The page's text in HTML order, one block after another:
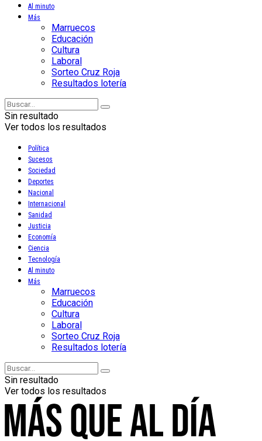
Al minuto
Más
Marruecos
Educación
Cultura
Laboral
Sorteo Cruz Roja
Resultados lotería
Sin resultado
Ver todos los resultados
Política
Sucesos
Sociedad
Deportes
Nacional
Internacional
Sanidad
Justicia
Economía
Ciencia
Tecnología
Al minuto
Más
Marruecos
Educación
Cultura
Laboral
Sorteo Cruz Roja
Resultados lotería
Sin resultado
Ver todos los resultados